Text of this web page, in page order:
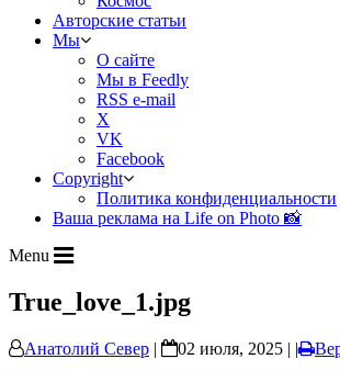
Авторские статьи
Мы
О сайте
Мы в Feedly
RSS e-mail
X
VK
Facebook
Copyright
Политика конфиденциальности
Ваша реклама на Life on Photo 📸
Menu
True_love_1.jpg
Анатолий Север | 02 июля, 2025 | |